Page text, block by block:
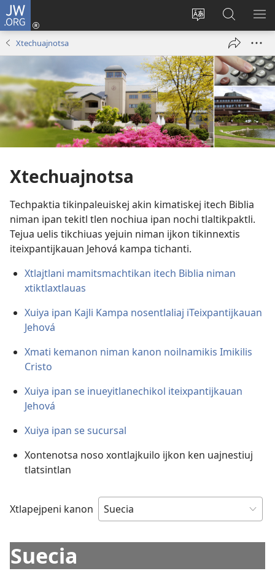
JW.ORG
Xpatili
ipan sitio
Iniciar
sesión
nueva
ventana)
Xtejtemo
ipan
jw.org
Xtechuajnotsa
Xtechuajnotsa
Techpaktia tikinpaleuiskej akin kimatiskej itech Biblia
niman ipan tekitl tlen nochiua ipan nochi tlaltikpaktli.
Tejua uelis tikchiuas yejuin niman ijkon tikinnextis
iteixpantijkauan Jehová kampa tichanti.
Xtlajtlani mamitsmachtikan itech Biblia niman
xtiktlaxtlauas
Xuiya ipan Kajli Kampa nosentlaliaj iTeixpantijkauan
Jehová
Xmati kemanon niman kanon noilnamikis Imikilis
Cristo
Xuiya ipan se inueyitlanechikol iteixpantijkauan
Jehová
Xuiya ipan se sucursal
Xontenotsa noso xontlajkuilo ijkon ken uajnestiuj
tlatsintlan
Xtlapejpeni kanon
Suecia